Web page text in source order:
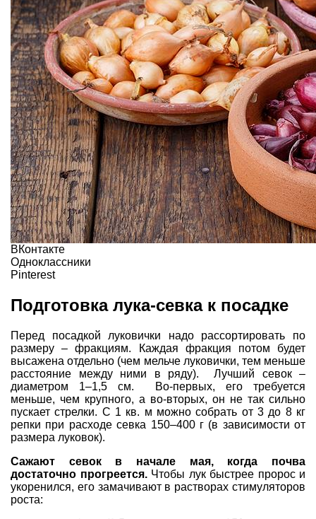
ВКонтакте
Одноклассники
Pinterest
Подготовка лука-севка к посадке
Перед посадкой луковички надо рассортировать по
размеру – фракциям. Каждая фракция потом будет
высажена отдельно (чем мельче луковички, тем меньше
расстояние между ними в ряду). Лучший севок –
диаметром 1–1,5 см. Во-первых, его требуется
меньше, чем крупного, а во-вторых, он не так сильно
пускает стрелки. С 1 кв. м можно собрать от 3 до 8 кг
репки при расходе севка 150–400 г (в зависимости от
размера луковок).
Сажают севок в начале мая, когда почва
достаточно прогреется. Чтобы лук быстрее пророс и
укоренился, его замачивают в растворах стимуляторов
роста: